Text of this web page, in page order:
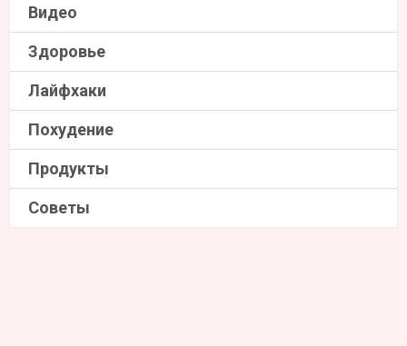
Видео
Здоровье
Лайфхаки
Похудение
Продукты
Советы